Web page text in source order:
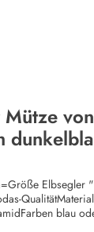
Elbsegler
blau